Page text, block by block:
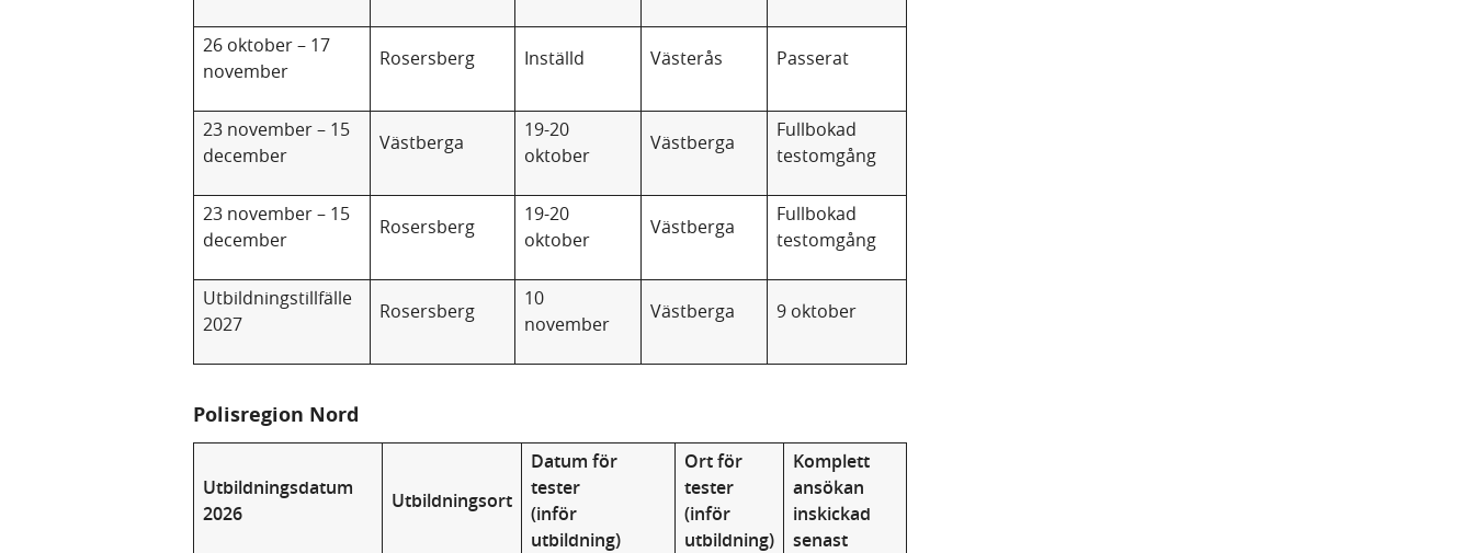
26 oktober – 17
november
Rosersberg Inställd Västerås Passerat
23 november – 15
december
Västberga
19-20
oktober
Västberga
Fullbokad
testomgång
23 november – 15
december
Rosersberg
19-20
oktober
Västberga
Fullbokad
testomgång
Utbildningstillfälle
2027
Rosersberg
10
november
Västberga 9 oktober
Polisregion Nord
Utbildningsdatum
2026
Utbildningsort
Datum för
tester
(inför
utbildning)
Ort för
tester
(inför
utbildning)
Komplett
ansökan
inskickad
senast